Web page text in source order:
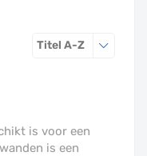
Titel A-ZSorteren op
is voor een
is een